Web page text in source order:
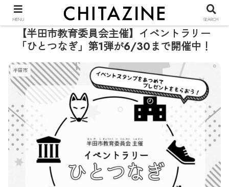
【半田市教育委員会主催】イベントラリー
「ひとつなぎ」第1弾が6/30まで開催中！
半田市
MENU SEARCH